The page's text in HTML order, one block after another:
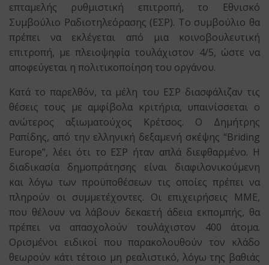
επταμελής ρυθμιστική επιτροπή, το Εθνισκό
Συμβούλιο Ραδιοτηλεόρασης (ΕΣΡ). Το συμβούλιο θα
πρέπει να εκλέγεται από μια κοινοβουλευτική
επιτροπή, με πλειοψηφία τουλάχιστον 4/5, ώστε να
αποφεύγεται η πολιτικοποίηση του οργάνου.
Κατά το παρελθόν, τα μέλη του ΕΣΡ διασφάλιζαν τις
θέσεις τους με αμφίβολα κριτήρια, υπαινίσσεται ο
ανώτερος αξιωματούχος Κρέτσος. Ο Δημήτρης
Ραπίδης, από την ελληνική δεξαμενή σκέψης “Briding
Europe”, λέει ότι το ΕΣΡ ήταν απλά διεφθαρμένο. Η
διαδικασία δημοπράτησης είναι διαφιλονικούμενη
και λόγω των προϋποθέσεων τις οποίες πρέπει να
πληρούν οι συμμετέχοντες. Οι επιχειρήσεις ΜΜΕ,
που θέλουν να λάβουν δεκαετή άδεια εκπομπής, θα
πρέπει να απασχολούν τουλάχιστον 400 άτομα.
Ορισμένοι ειδικοί που παρακολουθούν τον κλάδο
θεωρούν κάτι τέτοιο μη ρεαλιστικό, λόγω της βαθιάς